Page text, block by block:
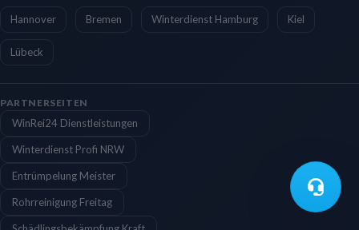
Hannover Bremen Winterdienst Hamburg Kiel
Lübeck
PARTNERSEITEN
WinRei24 Dienstleistungen
Winterdienst Profi NRW
Entrümpelung Meister
Rohrreinigung Freitag